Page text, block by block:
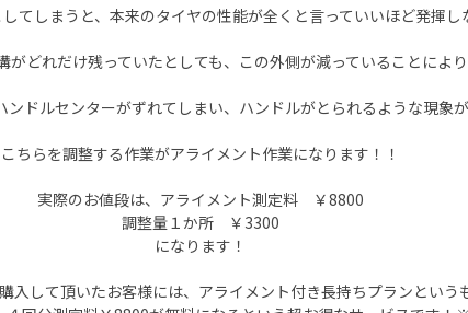
てしまうと、本来のタイヤの性能が全くと言っていいほど発揮し
どれだけ残っていたとしても、この外側が減っていることにより
ドルセンターがずれてしまい、ハンドルがとられるような現象が
こちらを調整する作業がアライメント作業になります！！
実際のお値段は、アライメント測定料 ￥8800
調整量１か所 ￥3300
になります！
入して頂いたお客様には、アライメント付き長持ちプランという